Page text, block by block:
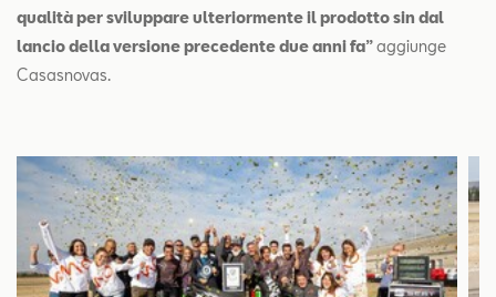
qualità per sviluppare ulteriormente il prodotto sin dal
lancio della versione precedente due anni fa”aggiunge
Casasnovas.